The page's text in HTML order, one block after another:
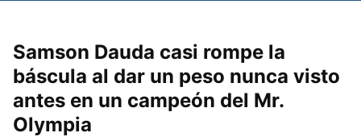
Samson Dauda casi rompe la
báscula al dar un peso nunca visto
antes en un campeón del Mr.
Olympia